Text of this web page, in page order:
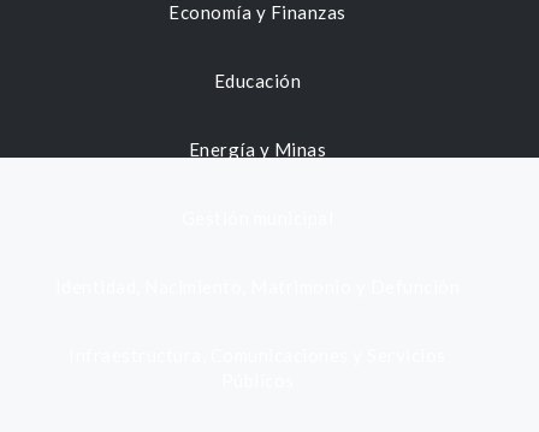
Economía y Finanzas
Educación
Energía y Minas